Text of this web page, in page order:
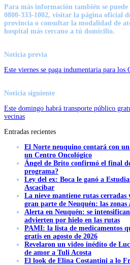
Para más información también se
0800-333-1002, visitar la página oficial
provincia o consultar la modalidad de
hospital más cercano a tú domicilio.
Noticia previa
Este viernes se paga indumentaria para los
Noticia siguiente
Este domingo habrá transporte público
vecinas
Entradas recientes
El Norte neuquino contará con
un Centro Oncológico
Ángel de Brito confirmó el final
programa?
Ley del ex: Boca le ganó a
Ascacibar
La nieve mantiene rutas
gran parte de Neuquén: las zonas
Alerta en Neuquén: se
advierten por hielo en las rutas
PAMI: la lista de medicamentos
gratis en agosto de 2026
Revelaron un video inédito de
de amor a Tuli Acosta
El look de Elina Costantini a lo